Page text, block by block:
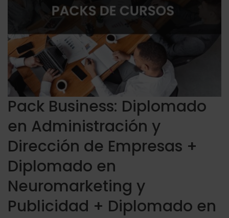
Pack Business: Diplomado
en Administración y
Dirección de Empresas +
Diplomado en
Neuromarketing y
Publicidad + Diplomado en